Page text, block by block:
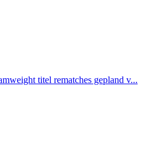
titel rematches gepland v...